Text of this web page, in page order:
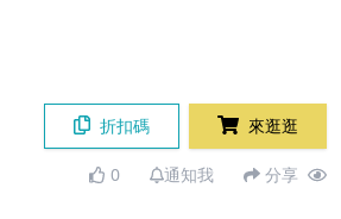
折扣碼 來逛逛
0 通知我 分享